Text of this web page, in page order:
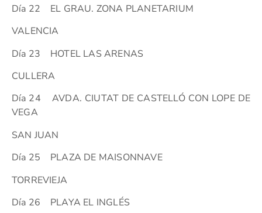
Día 22 EL GRAU. ZONA PLANETARIUM
VALENCIA
Día 23 HOTEL LAS ARENAS
CULLERA
Día 24 AVDA. CIUTAT DE CASTELLÓ CON LOPE DE
VEGA
SAN JUAN
Día 25 PLAZA DE MAISONNAVE
TORREVIEJA
Día 26 PLAYA EL INGLÉS